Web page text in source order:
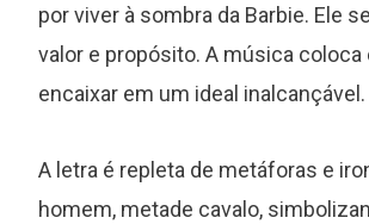
por viver à sombra da Barbie. Ele
valor e propósito. A música
encaixar em um ideal inalcançável.
A letra é repleta de metáforas e
homem, metade cavalo,